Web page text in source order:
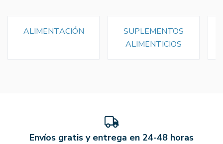
ALIMENTACIÓN
SUPLEMENTOS
ALIMENTICIOS
Envíos gratis y entrega en 24-48 horas